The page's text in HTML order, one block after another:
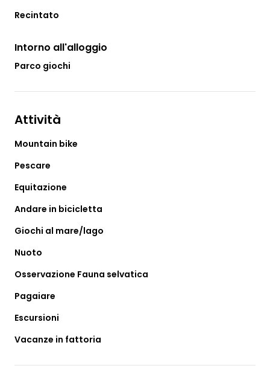
Recintato
Intorno all'alloggio
Parco giochi
Attività
Mountain bike
Pescare
Equitazione
Andare in bicicletta
Giochi al mare/lago
Nuoto
Osservazione Fauna selvatica
Pagaiare
Escursioni
Vacanze in fattoria